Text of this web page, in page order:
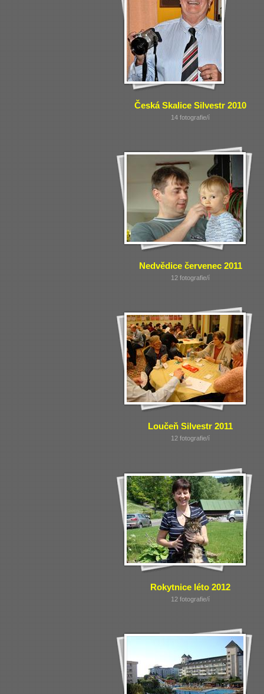
Česká Skalice Silvestr 2010
14 fotografie/í
Nedvědice červenec 2011
12 fotografie/í
Loučeň Silvestr 2011
12 fotografie/í
Rokytnice léto 2012
12 fotografie/í